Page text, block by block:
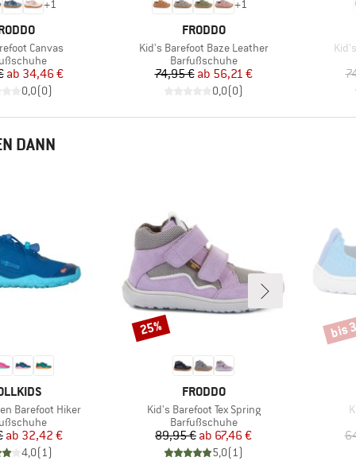
+1
Canvas
Preis
reduzierter Preis
ab 34,46 €
0,0(0)
+1
MARKE
FRODDO
Artikel
Kid's Barefoot Baze Leather
Produktgruppe
Barfußschuhe
Preis
74,95 € reduzierter Preis
ab 56,21 €
0,0(0)
DANN
Barefoot Hiker
Preis
reduzierter Preis
ab 32,42 €
4,0( 1)
MARKE
FRODDO
Artikel
Kid's Barefoot Tex Spring
Produktgruppe
Barfußschuhe
Preis
89,95 € reduzierter Preis
ab 67,46 €
5,0( 1)
Rabatt
25% bis